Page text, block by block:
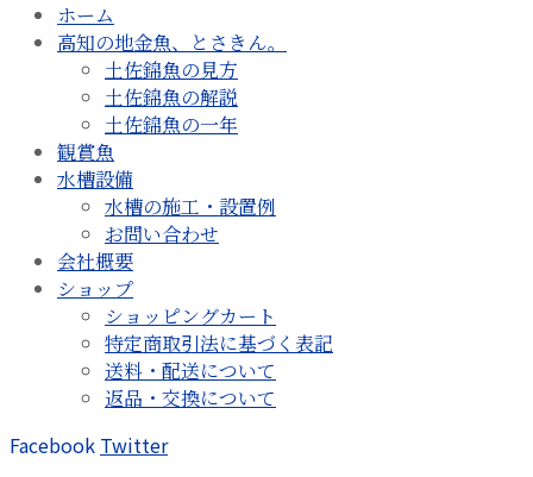
ホーム
高知の地金魚、とさきん。
土佐錦魚の見方
土佐錦魚の解説
土佐錦魚の一年
観賞魚
水槽設備
水槽の施工・設置例
お問い合わせ
会社概要
ショップ
ショッピングカート
特定商取引法に基づく表記
送料・配送について
返品・交換について
Facebook Twitter